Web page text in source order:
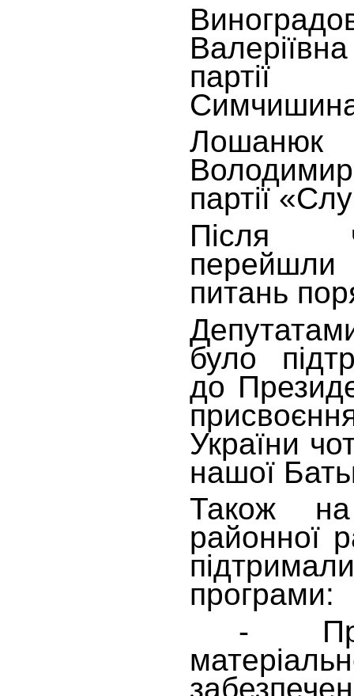
партії
Після
питань
було
до
України
нашої
Також на
районної
програми:
-